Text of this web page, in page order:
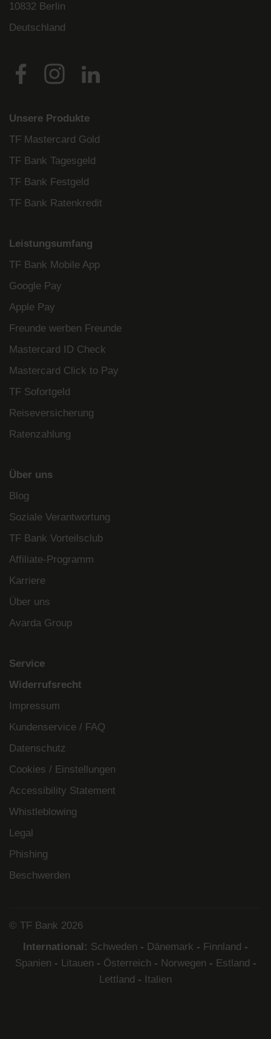
10832 Berlin
Deutschland
Unsere Produkte
TF Mastercard Gold
TF Bank Tagesgeld
TF Bank Festgeld
TF Bank Ratenkredit
Leistungsumfang
TF Bank Mobile App
Google Pay
Apple Pay
Freunde werben Freunde
Mastercard ID Check
Mastercard Click to Pay
TF Sofortgeld
Reiseversicherung
Ratenzahlung
Über uns
Blog
Soziale Verantwortung
TF Bank Vorteilsclub
Affiliate-Programm
Karriere
Über uns
Avarda Group
Service
Widerrufsrecht
Impressum
Kundenservice / FAQ
Datenschutz
Cookies / Einstellungen
Accessibility Statement
Whistleblowing
Legal
Phishing
Beschwerden
© TF Bank 2026
International: Schweden - Dänemark - Finnland -
Spanien - Litauen - Österreich - Norwegen - Estland -
Lettland - Italien